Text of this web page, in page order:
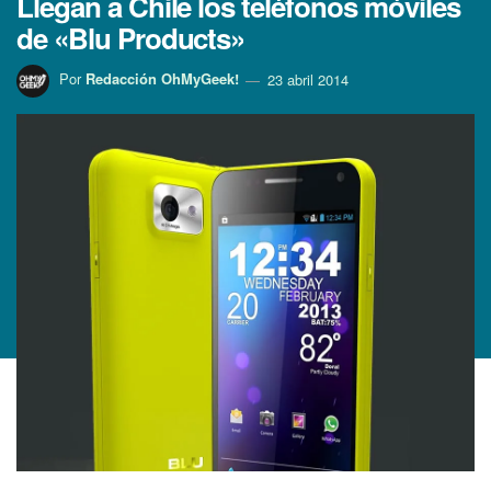
de «Blu Products»
Por Redacción OhMyGeek! 23 abril 2014